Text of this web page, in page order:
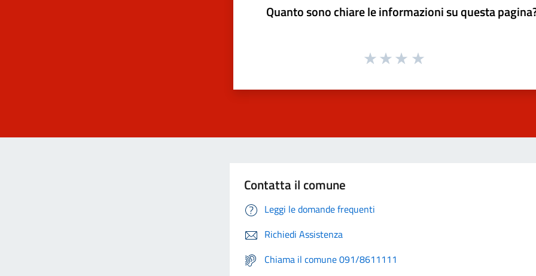
Quanto sono chiare le informazioni su questa
Contatta il comune
Leggi le domande frequenti
Richiedi Assistenza
Chiama il comune 091/8611111